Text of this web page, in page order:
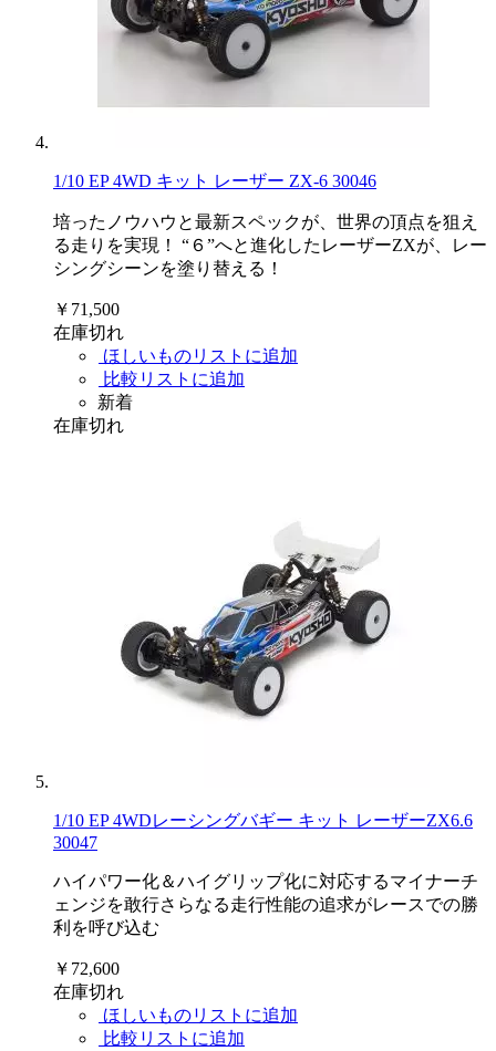
1/10 EP 4WD キット レーザー ZX-6 30046
培ったノウハウと最新スペックが、世界の頂点を狙え
る走りを実現！ “６”へと進化したレーザーZXが、レー
シングシーンを塗り替える！
￥71,500
在庫切れ
ほしいものリストに追加
比較リストに追加
新着
在庫切れ
1/10 EP 4WDレーシングバギー キット レーザーZX6.6
30047
ハイパワー化＆ハイグリップ化に対応するマイナーチ
ェンジを敢行さらなる走行性能の追求がレースでの勝
利を呼び込む
￥72,600
在庫切れ
ほしいものリストに追加
比較リストに追加